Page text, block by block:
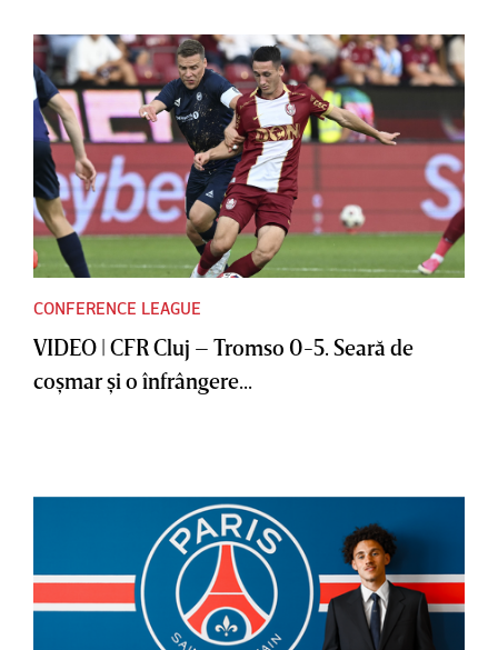
CONFERENCE LEAGUE
VIDEO | CFR Cluj – Tromso 0-5. Seară de
coşmar şi o înfrângere...